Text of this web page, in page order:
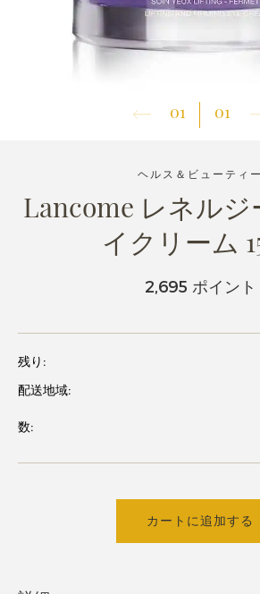
01 01
ヘルス＆ビューティー
Lancome レネルジ
イクリーム
2,695 ポイント
残り:
配送地域:
数:
カートに追加する